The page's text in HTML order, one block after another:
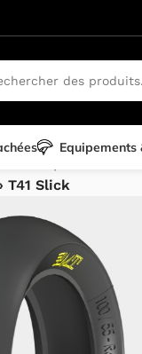
Equipements
T41 Slick